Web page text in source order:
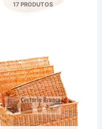
17 PRODUTOS